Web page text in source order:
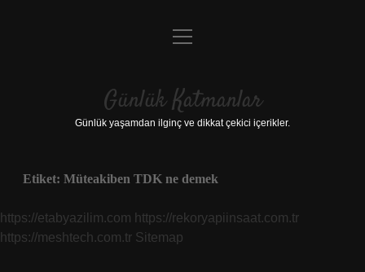
Anasayfa
Yasal Uyarı
menüyü
Günlük Katmanlar
Günlük yaşamdan ilginç ve dikkat çekici içerikler.
Etiket: Müteakiben TDK ne demek
https://etabyazilim.com https://rekoryapiinsaat.com.tr
https://meshtech.com.tr Sitemap